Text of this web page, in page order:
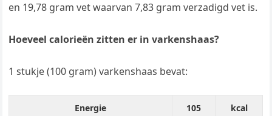
en 19,78 gram vet waarvan 7,83 gram verzadigd vet is.
Hoeveel calorieën zitten er in varkenshaas?
1 stukje (100 gram) varkenshaas bevat:
Energie 105 kcal